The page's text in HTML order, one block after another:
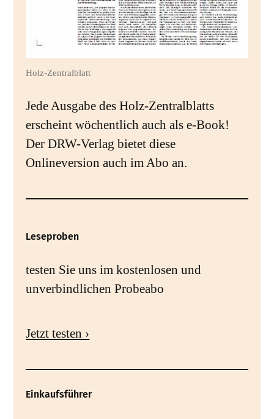
Holz-Zentralblatt
Jede Ausgabe des Holz-Zentralblatts
erscheint wöchentlich auch als e-Book!
Der DRW-Verlag bietet diese
Onlineversion auch im Abo an.
Leseproben
testen Sie uns im kostenlosen und
unverbindlichen Probeabo
Jetzt testen ›
Einkaufsführer